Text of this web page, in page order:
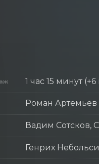
1 час 15 минут
Роман Артемьев
Вадим Сотсков,
Генрих